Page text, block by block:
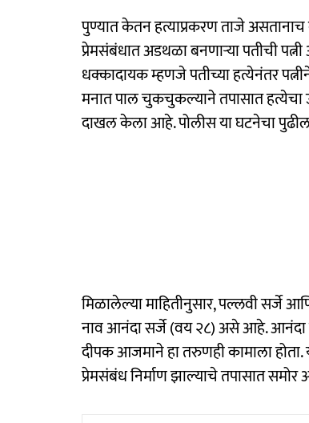
पुण्यात केतन हत्याप्रकरण ताजे
प्रेमसंबंधात अडथळा बनणाऱ्या पतीची
धक्कादायक म्हणजे पतीच्या हत्येनंतर
मनात पाल चुकचुकल्याने तपासात हत्येचा
दाखल केला आहे. पोलीस या घटनेचा
मिळालेल्या माहितीनुसार, पल्लवी सर्जे
नाव आनंदा सर्जे (वय २८) असे आहे. आनंदा
दीपक आजमाने हा तरुणही कामाला होता.
प्रेमसंबंध निर्माण झाल्याचे तपासात